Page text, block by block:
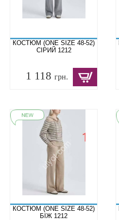
КОСТЮМ (ONE SIZE 48-52)
СІРИЙ 1212
1 118грн.
КОСТЮМ (ONE SIZE 48-52)
БІЖ 1212